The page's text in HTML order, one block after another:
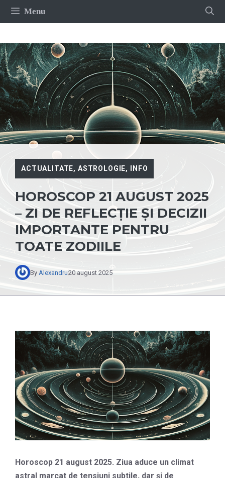
Sari
Menu
ACTUALITATE, ASTROLOGIE, INFO
HOROSCOP 21 AUGUST 2025
– ZI DE REFLECȚIE ȘI DECIZII
IMPORTANTE PENTRU
TOATE ZODIILE
By Alexandru20 august 2025
Horoscop 21 august 2025. Ziua aduce un climat
astral marcat de tensiuni subtile, dar și de